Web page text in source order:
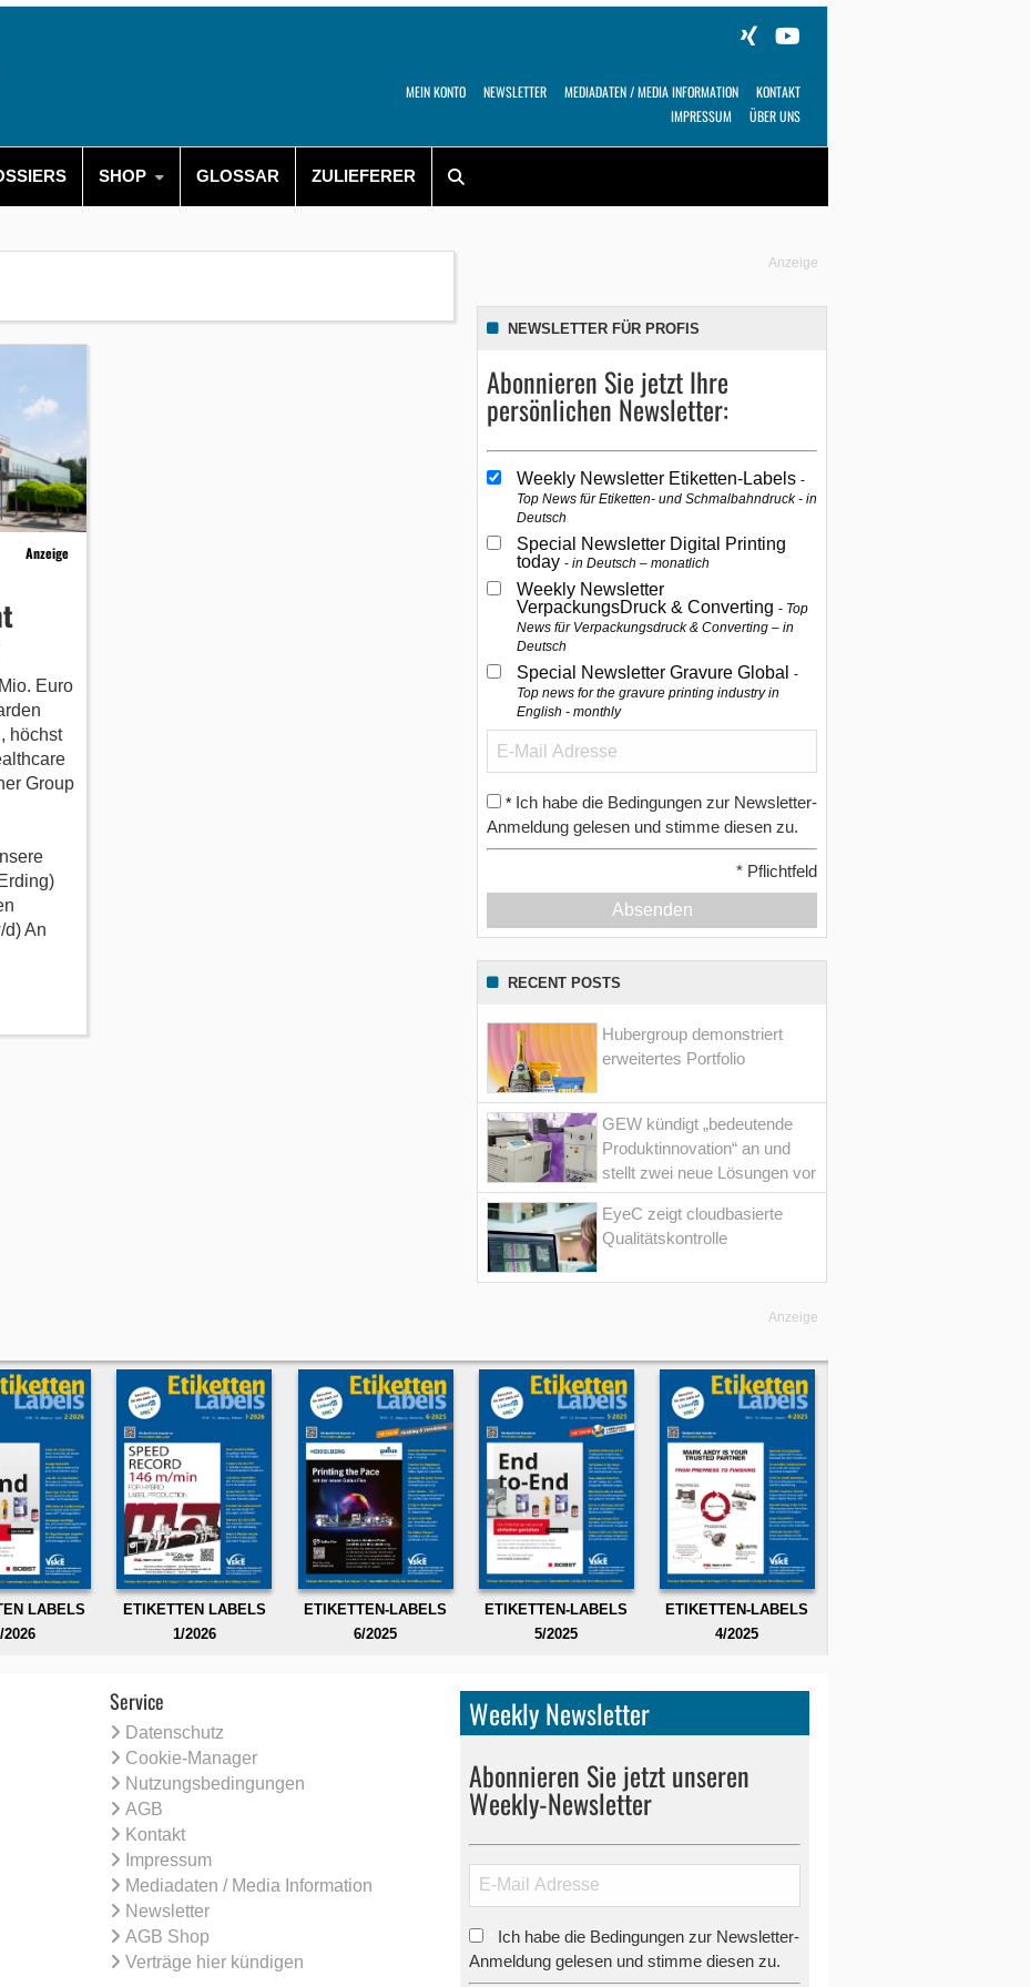
MEIN KONTO NEWSLETTER MEDIADATEN / MEDIA INFORMATION
KONTAKT
IMPRESSUM
ÜBER UNS
SHOP GLOSSAR ZULIEFERER
Anzeige
Euro
höchst
Group
An
Anzeige
NEWSLETTER FÜR PROFIS
Abonnieren Sie jetzt Ihre
persönlichen Newsletter:
Weekly Newsletter Etiketten-Labels
Top News für Etiketten- und Schmalbahndruck - in
Deutsch
Special Newsletter Digital Printing
today in Deutsch – monatlich
Weekly Newsletter
VerpackungsDruck & Converting Top
News für Verpackungsdruck & Converting – in
Deutsch
Special Newsletter Gravure Global
Top news for the gravure printing industry in
English - monthly
* Ich habe die Bedingungen zur Newsletter-
Anmeldung gelesen und stimme diesen zu.
* Pflichtfeld
Absenden
RECENT POSTS
Hubergroup demonstriert
erweitertes Portfolio
GEW kündigt „bedeutende
Produktinnovation“ an und
stellt zwei neue Lösungen vor
EyeC zeigt cloudbasierte
Qualitätskontrolle
Anzeige
LABELS
2026
ETIKETTEN LABELS
1/2026
ETIKETTEN-LABELS
6/2025
ETIKETTEN-LABELS
5/2025
ETIKETTEN-LABELS
4/2025
Service
Datenschutz
Cookie-Manager
Nutzungsbedingungen
AGB
Kontakt
Impressum
Mediadaten / Media Information
Newsletter
AGB Shop
Verträge hier kündigen
Weekly Newsletter
Abonnieren Sie jetzt unseren
Weekly-Newsletter
Ich habe die Bedingungen zur Newsletter-
Anmeldung gelesen und stimme diesen zu.